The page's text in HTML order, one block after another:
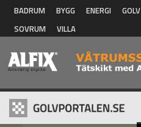
Hoppa till huvudinnehåll
BADRUM BYGG ENERGI GOLV
SOVRUM
VILLA